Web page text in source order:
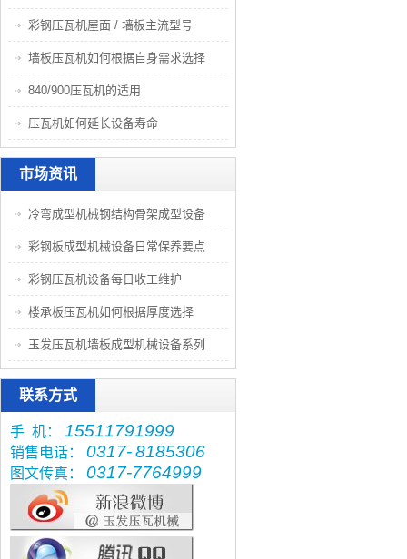
彩钢压瓦机屋面 / 墙板主流型号
墙板压瓦机如何根据自身需求选择
840/900压瓦机的适用
压瓦机如何延长设备寿命
市场资讯
冷弯成型机械钢结构骨架成型设备
彩钢板成型机械设备日常保养要点
彩钢压瓦机设备每日收工维护
楼承板压瓦机如何根据厚度选择
玉发压瓦机墙板成型机械设备系列
联系方式
手 机： 15511791999
销售电话： 0317-8185306
图文传真： 0317-7764999